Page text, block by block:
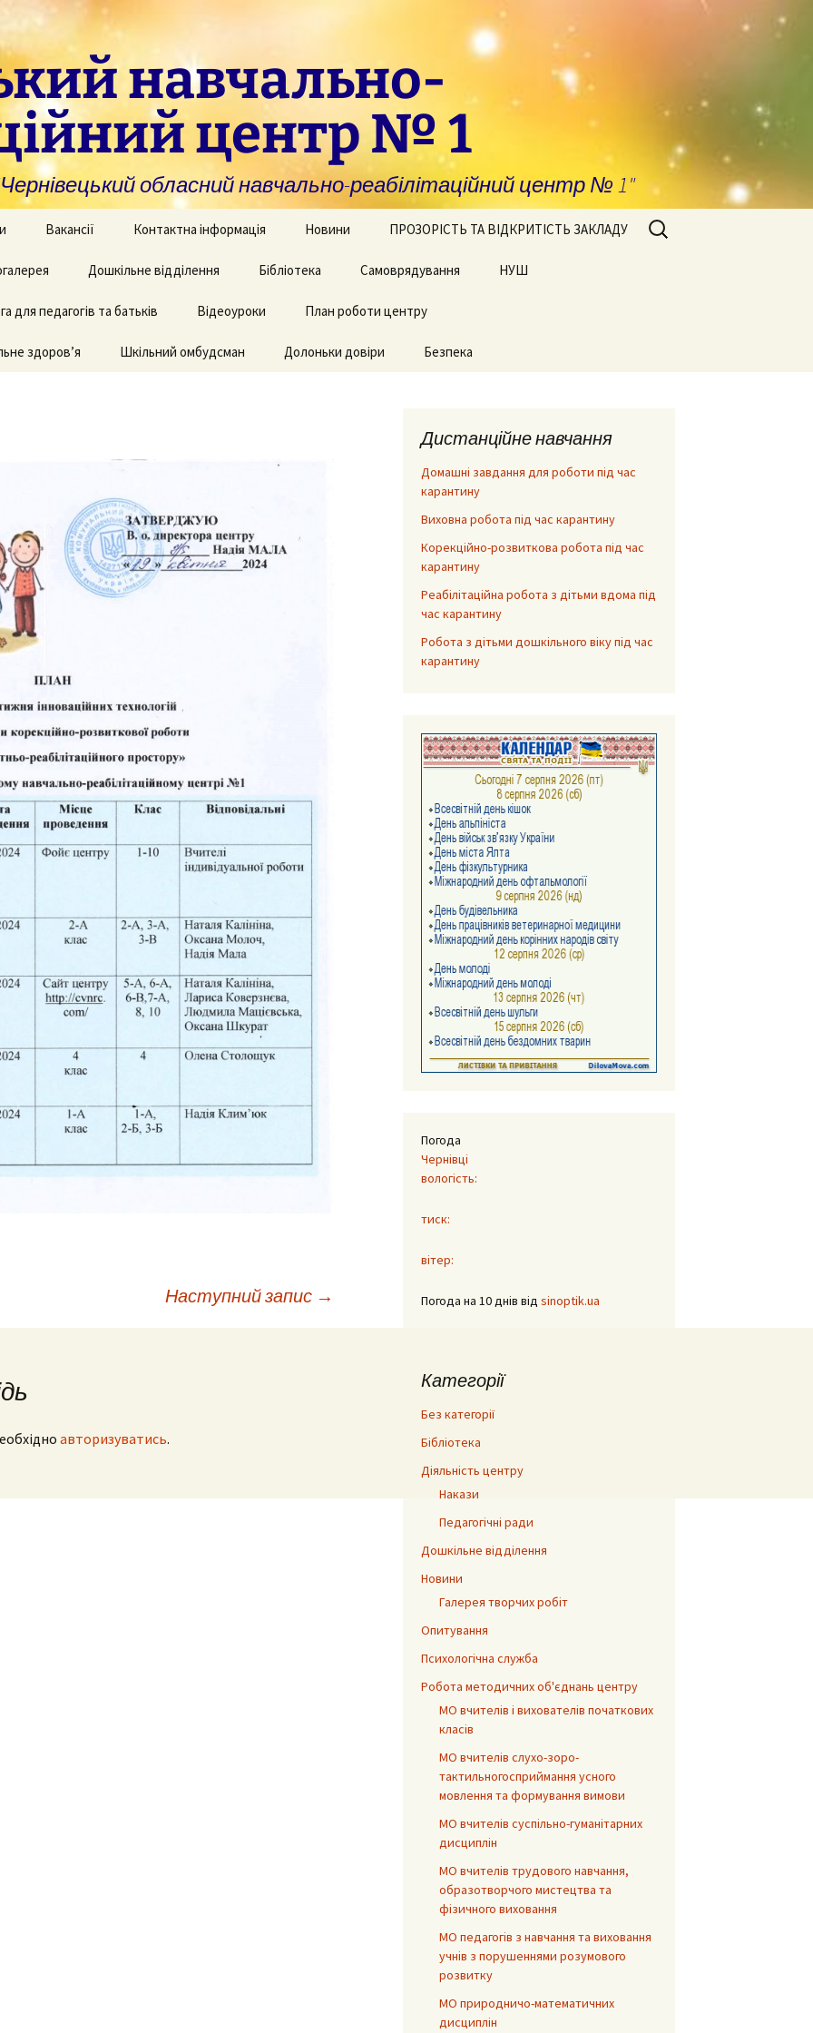
навчально-
центр № 1
обласний навчально-реабілітаційний центр № 1"
закладам із
та
навчання
послуги для
батьків
Вакансії Контактна інформація Новини ПРОЗОРІСТЬ ТА ВІДКРИТІСТЬ ЗАКЛАДУ
Запобігання та
виявлення корупції
Фінансова звітність
з
і
творчих робіт
приміщень
Дошкільне відділення
Рекомендації для
Бібліотека Самоврядування НУШ
для педагогів та батьків Відеоуроки План роботи центру
здоров’я Шкільний омбудсман Долоньки довіри Безпека
Пошук:
Наступний запис →
авторизуватись.
Дистанційне навчання
Домашні завдання для роботи під час
карантину
Виховна робота під час карантину
Корекційно-розвиткова робота під час
карантину
Реабілітаційна робота з дітьми вдома під
час карантину
Робота з дітьми дошкільного віку під час
карантину
Погода
Чернівці
вологість:
тиск:
вітер:
Погода на 10 днів від sinoptik.ua
Категорії
Без категорії
Бібліотека
Діяльність центру
Накази
Педагогічні ради
Дошкільне відділення
Новини
Галерея творчих робіт
Опитування
Психологічна служба
Робота методичних об'єднань центру
МО вчителів і вихователів початкових
класів
МО вчителів слухо-зоро-
тактильногосприймання усного
мовлення та формування вимови
МО вчителів суспільно-гуманітарних
дисциплін
МО вчителів трудового навчання,
образотворчого мистецтва та
фізичного виховання
МО педагогів з навчання та виховання
учнів з порушеннями розумового
розвитку
МО природничо-математичних
дисциплін